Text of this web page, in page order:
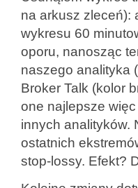
na arkusz zleceń):
wykresu 60
oporu, nanosząc
naszego analityka
Broker Talk (kolor
one najlepsze
innych analityków.
ostatnich
stop-lossy. Efekt?